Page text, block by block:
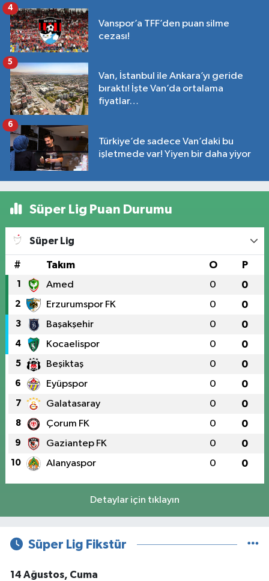
Vanspor’a TFF’den puan silme
cezası!
4
Van, İstanbul ile Ankara’yı geride
bıraktı! İşte Van’da ortalama
fiyatlar…
5
Türkiye’de sadece Van’daki bu
işletmede var! Yiyen bir daha yiyor
6
Süper Lig Puan Durumu
Süper Lig
# Takım O P
1 Amed 0 0
2 Erzurumspor FK 0 0
3 Başakşehir 0 0
4 Kocaelispor 0 0
5 Beşiktaş 0 0
6 Eyüpspor 0 0
7 Galatasaray 0 0
8 Çorum FK 0 0
9 Gaziantep FK 0 0
10 Alanyaspor 0 0
Detaylar için tıklayın
Süper Lig Fikstür
14 Ağustos, Cuma